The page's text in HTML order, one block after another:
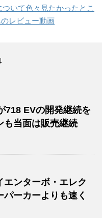
いて色々見たかったとこ
レビュー動画
718 EVの開発継続を
も当面は販売継続
エンターボ・エレク
パーカーよりも速く